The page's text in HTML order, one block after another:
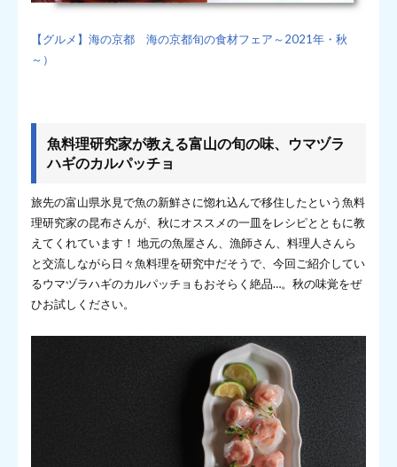
【グルメ】海の京都 海の京都旬の食材フェア～2021年・秋
～）
魚料理研究家が教える富山の旬の味、ウマヅラ
ハギのカルパッチョ
旅先の富山県氷見で魚の新鮮さに惚れ込んで移住したという魚料
理研究家の昆布さんが、秋にオススメの一皿をレシピとともに教
えてくれています！ 地元の魚屋さん、漁師さん、料理人さんら
と交流しながら日々魚料理を研究中だそうで、今回ご紹介してい
るウマヅラハギのカルパッチョもおそらく絶品…。秋の味覚をぜ
ひお試しください。